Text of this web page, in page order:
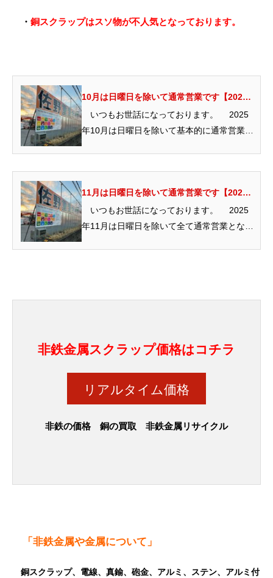
・ 銅スクラップはスソ物が不人気となっております。
10月は日曜日を除いて通常営業です【2025
年】
いつもお世話になっております。 2025
年10月は日曜日を除いて基本的に通常営業と
11月は日曜日を除いて通常営業です【2025
年】
いつもお世話になっております。 2025
年11月は日曜日を除いて全て通常営業となっ
非鉄金属スクラップ価格はコチラ
リアルタイム価格
非鉄の価格 銅の買取 非鉄金属リサイクル
「非鉄金属や金属について」
銅スクラップ、電線、真鍮、砲金、アルミ、ステン、アルミ付